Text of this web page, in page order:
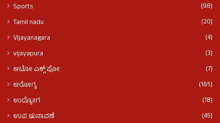
Sports
(98)
Tamil nadu
(20)
VIjayanagara
(4)
vijayapura
(3)
ಆಟೋ ಎಕ್ಸ್ ಪೋ
(7)
ಆರೋಗ್ಯ
(165)
ಉದ್ಯೋಗ
(18)
ಉಪ ಚುನಾವಣೆ
(45)